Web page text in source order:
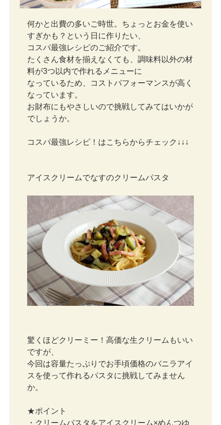
何かと出費の多いご時世。ちょっとお金を使い
すぎかも？という日に作りたい、
コスパ最強レシピのご紹介です。
たくさん食材を揃えなくても、調味料以外の材
料が3つ以内で作れるメニューに
なっているため、コストパフォーマンスが高く
なっています。
お財布にもやさしいので挑戦してみてはいかが
でしょうか。
コスパ最強レシピ！はこちらからチェック↓↓↓
アイスクリームでなすのクリームパスタ
驚くほどクリーミー！高価な生クリームもいい
ですが、
今回は容量たっぷりでお手頃価格のバニラアイ
スを使って作れるパスタに挑戦してみません
か。
★ポイント
・クリームパスタをアイスクリーム×めんつゆ